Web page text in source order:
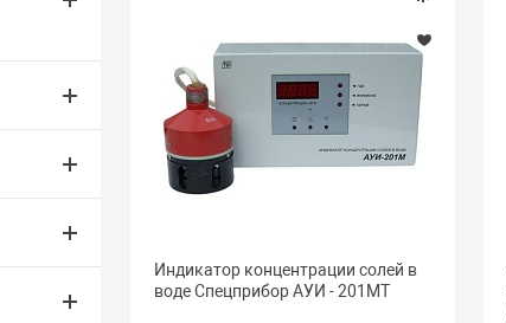
Индикатор концентрации солей в
воде Спецприбор АУИ - 201МТ